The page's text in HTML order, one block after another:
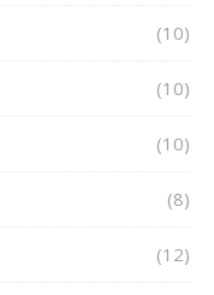
(10)
(10)
(10)
(8)
(12)